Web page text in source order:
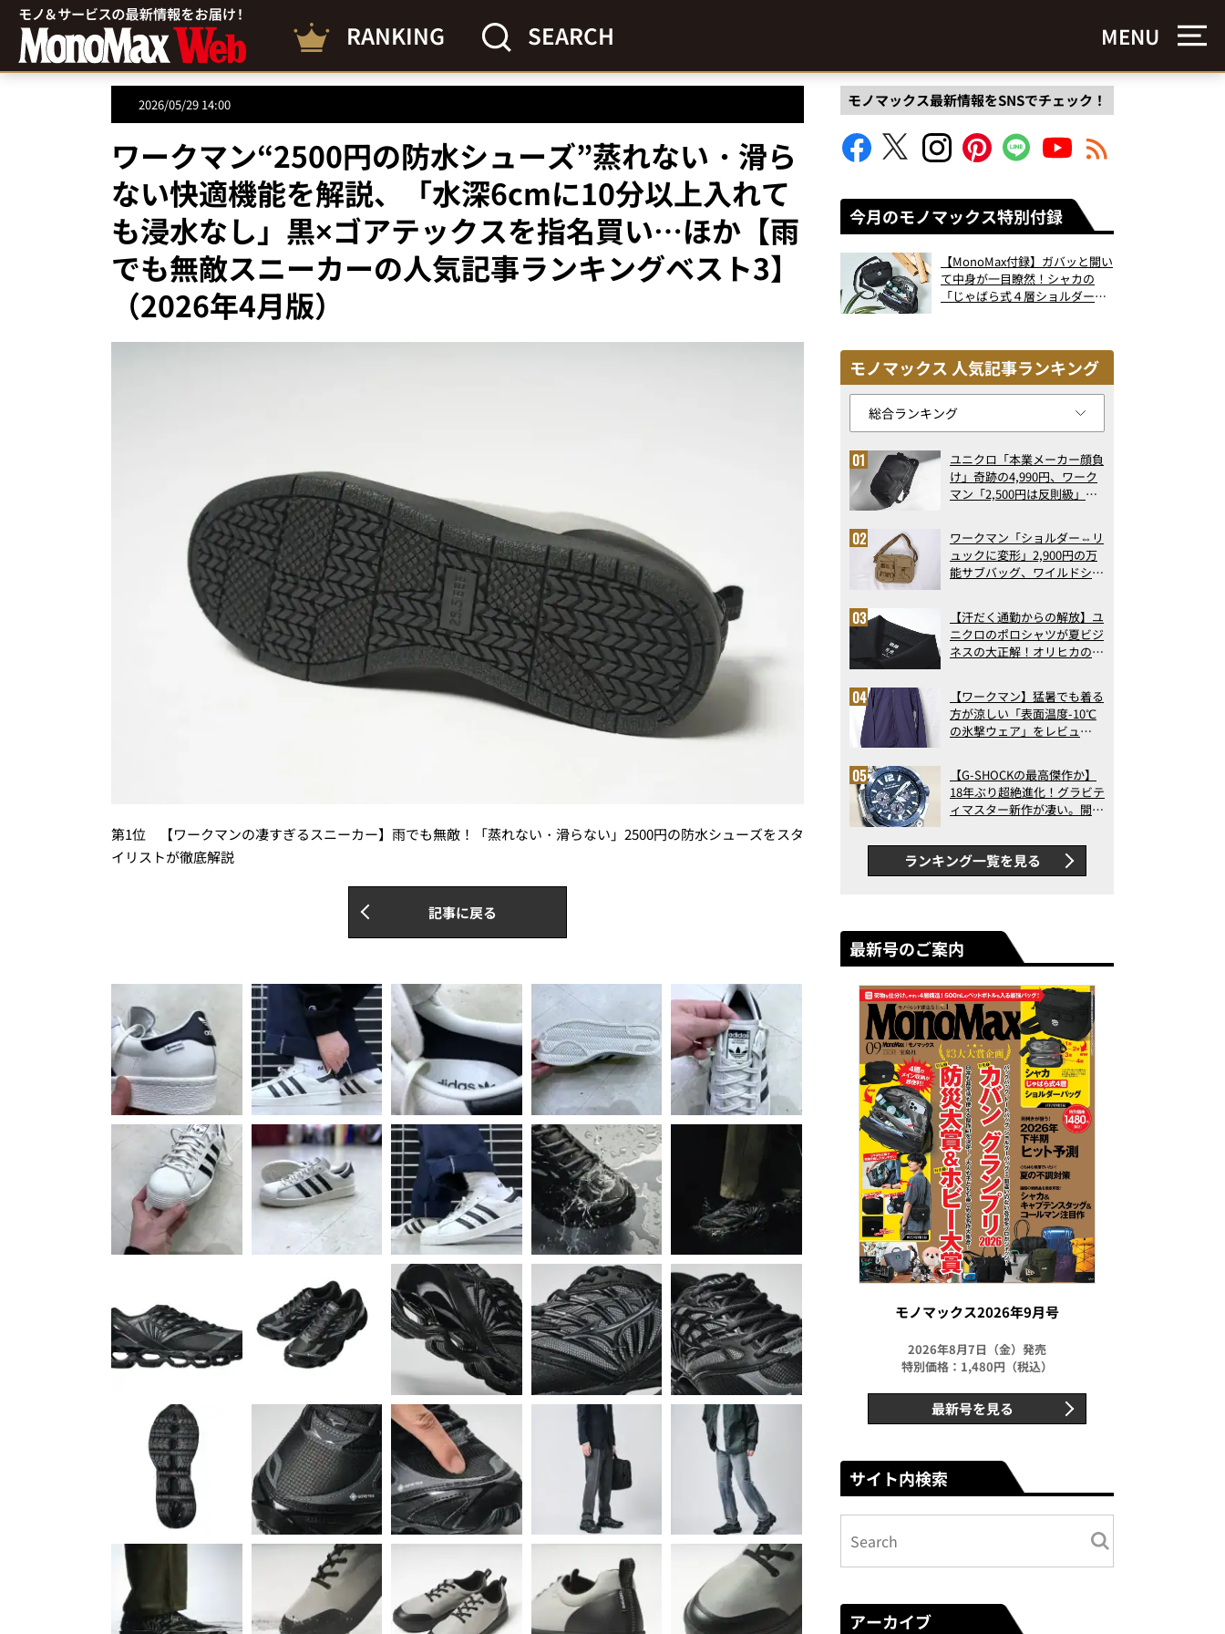
RANKING SEARCH MENU
2026/05/29 14:00
ワークマン“2500円の防水シューズ”蒸れない・滑ら
ない快適機能を解説、「水深6cmに10分以上入れて
も浸水なし」黒×ゴアテックスを指名買い…ほか【雨
でも無敵スニーカーの人気記事ランキングベスト3】
（2026年4月版）
第1位 【ワークマンの凄すぎるスニーカー】雨でも無敵！「蒸れない・滑らない」2500円の防水シューズをスタ
イリストが徹底解説
記事に戻る
モノマックス最新情報をSNSでチェック！
今月のモノマックス特別付録
【MonoMax付録】ガバッと開い
て中身が一目瞭然！シャカの
「じゃばら式４層ショルダーバ
モノマックス 人気記事ランキング
ユニクロ「本業メーカー顔負
け」奇跡の4,990円、ワーク
マン「2,500円は反則級」凄
ト3】（2026年6月版）
ワークマン「ショルダー⇔リ
ュックに変形」2,900円の万
能サブバッグ、ワイルドシン
記事ランキングベスト3】
（2026年6月版）
【汗だく通勤からの解放】ユ
ニクロのポロシャツが夏ビジ
ネスの大正解！オリヒカの透
アの実力
【ワークマン】猛暑でも着る
方が涼しい「表面温度-10℃
の氷撃ウェア」をレビュ
【G-SHOCKの最高傑作か】
18年ぶり超絶進化！グラビテ
ィマスター新作が凄い。開発
新ムーブメントの衝撃
ランキング一覧を見る
最新号のご案内
モノマックス2026年9月号
2026年8月7日（金）発売
特別価格：1,480円（税込）
最新号を見る
サイト内検索
アーカイブ